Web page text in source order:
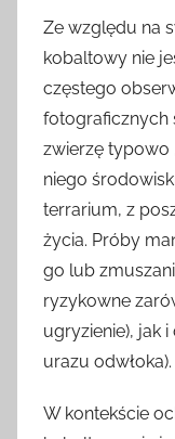
Ze względu na
kobaltowy nie
częstego
fotograficznych
zwierzę typowo
niego
terrarium, z
życia. Próby
go lub
ryzykowne
ugryzienie), jak
urazu odwłoka).
W kontekście